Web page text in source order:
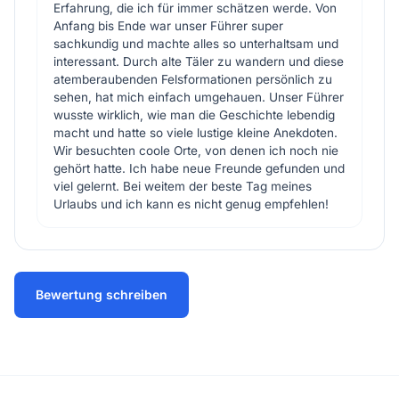
Erfahrung, die ich für immer schätzen werde. Von
Anfang bis Ende war unser Führer super
sachkundig und machte alles so unterhaltsam und
interessant. Durch alte Täler zu wandern und diese
atemberaubenden Felsformationen persönlich zu
sehen, hat mich einfach umgehauen. Unser Führer
wusste wirklich, wie man die Geschichte lebendig
macht und hatte so viele lustige kleine Anekdoten.
Wir besuchten coole Orte, von denen ich noch nie
gehört hatte. Ich habe neue Freunde gefunden und
viel gelernt. Bei weitem der beste Tag meines
Urlaubs und ich kann es nicht genug empfehlen!
Bewertung schreiben